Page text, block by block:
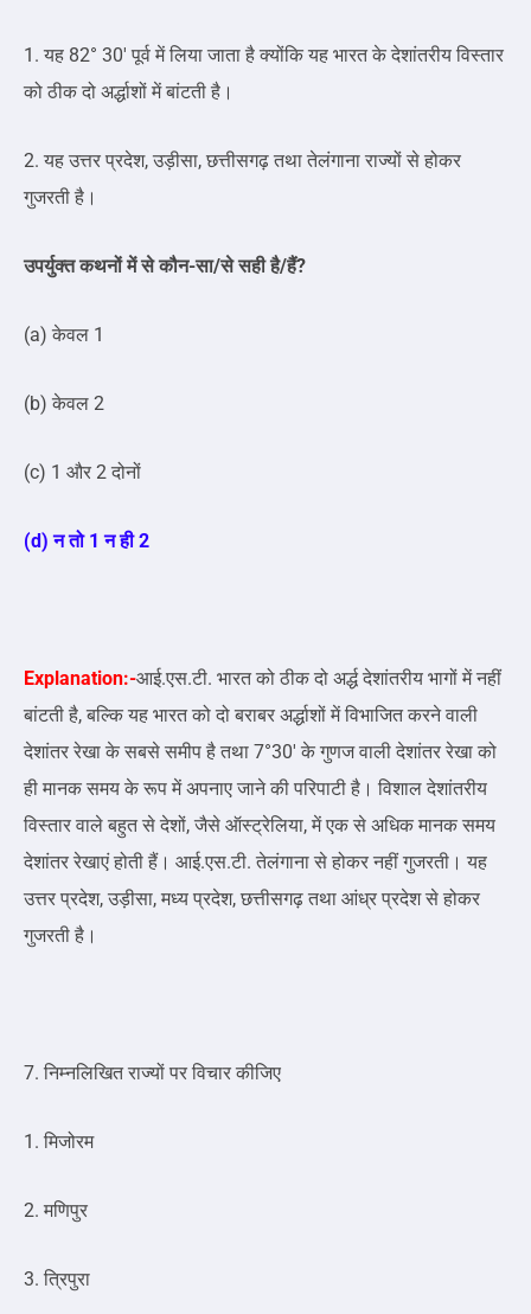
1. यह 82° 30′ पूर्व में लिया जाता है क्योंकि यह भारत के देशांतरीय विस्तार
को ठीक दो अर्द्धाशों में बांटती है।
2. यह उत्तर प्रदेश, उड़ीसा, छत्तीसगढ़ तथा तेलंगाना राज्यों से होकर
गुजरती है।
उपर्युक्त कथनों में से कौन-सा/से सही है/हैं?
(a) केवल 1
(b) केवल 2
(c) 1 और 2 दोनों
(d) न तो 1 न ही 2
Explanation:-आई.एस.टी. भारत को ठीक दो अर्द्ध देशांतरीय भागों में नहीं
बांटती है, बल्कि यह भारत को दो बराबर अर्द्धाशों में विभाजित करने वाली
देशांतर रेखा के सबसे समीप है तथा 7°30′ के गुणज वाली देशांतर रेखा को
ही मानक समय के रूप में अपनाए जाने की परिपाटी है। विशाल देशांतरीय
विस्तार वाले बहुत से देशों, जैसे ऑस्ट्रेलिया, में एक से अधिक मानक समय
देशांतर रेखाएं होती हैं। आई.एस.टी. तेलंगाना से होकर नहीं गुजरती। यह
उत्तर प्रदेश, उड़ीसा, मध्य प्रदेश, छत्तीसगढ़ तथा आंध्र प्रदेश से होकर
गुजरती है।
7. निम्नलिखित राज्यों पर विचार कीजिए
1. मिजोरम
2. मणिपुर
3. त्रिपुरा